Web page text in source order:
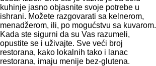
kuhinje jasno objasnite svoje potrebe u
ishrani. Možete razgovarati sa kelnerom,
menadžerom, ili, po mogućstvu sa kuvarom.
Kada ste sigurni da su Vas razumeli,
opustite se i uživajte. Sve veći broj
restorana, kako lokalnih tako i lanac
restorana, imaju menije bez-glutena.